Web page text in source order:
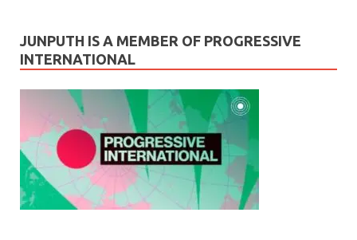
JUNPUTH IS A MEMBER OF PROGRESSIVE
INTERNATIONAL